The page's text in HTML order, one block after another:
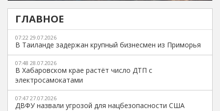
ГЛАВНОЕ
07:22 29.07.2026
В Таиланде задержан крупный бизнесмен из Приморья
07:48 28.07.2026
В Хабаровском крае растёт число ДТП с
электросамокатами
07:47 27.07.2026
ДВФУ назвали угрозой для нацбезопасности США